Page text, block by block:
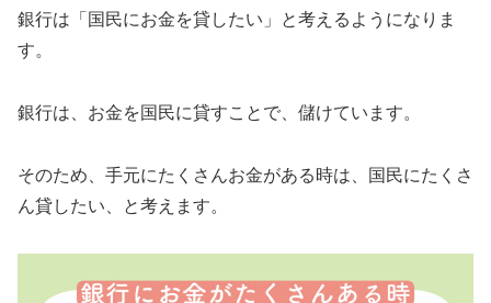
銀行は「国民にお金を貸したい」と考えるようになりま
す。
銀行は、お金を国民に貸すことで、儲けています。
そのため、手元にたくさんお金がある時は、国民にたくさ
ん貸したい、と考えます。